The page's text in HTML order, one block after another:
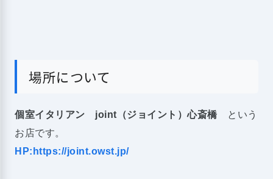
場所について
個室イタリアン joint（ジョイント）心斎橋 という
お店です。
HP:https://joint.owst.jp/